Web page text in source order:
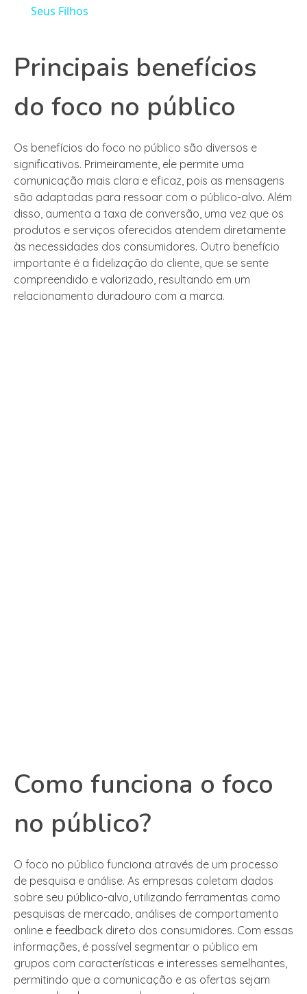
Seus Filhos
Principais benefícios
do foco no público
Os benefícios do foco no público são diversos e
significativos. Primeiramente, ele permite uma
comunicação mais clara e eficaz, pois as mensagens
são adaptadas para ressoar com o público-alvo. Além
disso, aumenta a taxa de conversão, uma vez que os
produtos e serviços oferecidos atendem diretamente
às necessidades dos consumidores. Outro benefício
importante é a fidelização do cliente, que se sente
compreendido e valorizado, resultando em um
relacionamento duradouro com a marca.
Como funciona o foco
no público?
O foco no público funciona através de um processo
de pesquisa e análise. As empresas coletam dados
sobre seu público-alvo, utilizando ferramentas como
pesquisas de mercado, análises de comportamento
online e feedback direto dos consumidores. Com essas
informações, é possível segmentar o público em
grupos com características e interesses semelhantes,
permitindo que a comunicação e as ofertas sejam